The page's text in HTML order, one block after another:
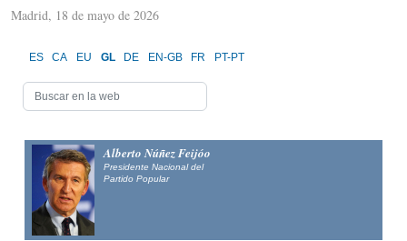
Madrid, 18 de mayo de 2026
ES CA EU GL DE EN-GB FR PT-PT
Alberto Núñez Feijóo
Presidente Nacional del
Partido Popular